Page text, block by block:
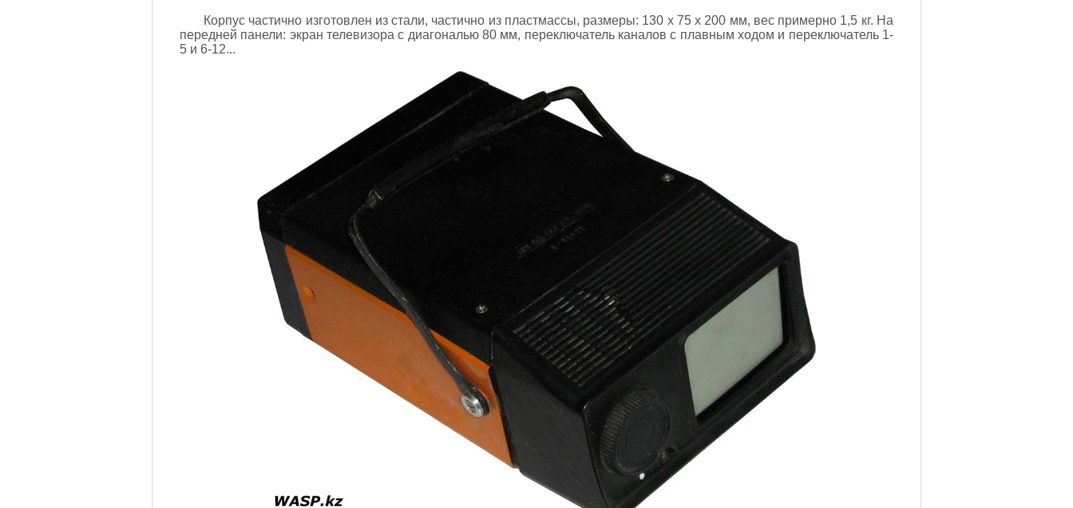
Корпус частично изготовлен из стали, частично из пластмассы, размеры: 130 х 75 х 200 мм, вес примерно 1,5 кг. На
передней панели: экран телевизора с диагональю 80 мм, переключатель каналов с плавным ходом и переключатель 1-
5 и 6-12...